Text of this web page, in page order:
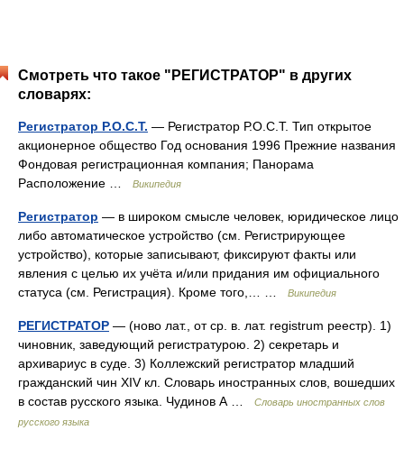
Смотреть что такое "РЕГИСТРАТОР" в других
словарях:
Регистратор Р.О.С.Т. — Регистратор Р.О.С.Т. Тип открытое
акционерное общество Год основания 1996 Прежние названия
Фондовая регистрационная компания; Панорама
Расположение …
Википедия
Регистратор — в широком смысле человек, юридическое лицо
либо автоматическое устройство (см. Регистрирующее
устройство), которые записывают, фиксируют факты или
явления с целью их учёта и/или придания им официального
статуса (см. Регистрация). Кроме того,… …
Википедия
РЕГИСТРАТОР — (ново лат., от ср. в. лат. registrum реестр). 1)
чиновник, заведующий регистратурою. 2) секретарь и
архивариус в суде. 3) Коллежский регистратор младший
гражданский чин XIV кл. Словарь иностранных слов, вошедших
в состав русского языка. Чудинов А …
Словарь иностранных слов
русского языка